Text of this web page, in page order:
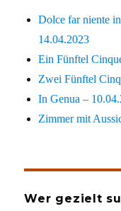
Dolce far niente
14.04.2023
Ein Fünftel
Zwei Fünftel
In Genua –
Zimmer mit
Wer gezielt